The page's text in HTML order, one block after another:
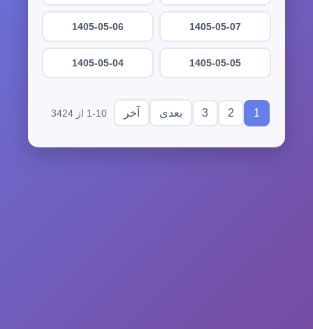
1405-05-07
1405-05-06
1405-05-05
1405-05-04
1
2
3 بعدی آخر 1-10 از 3424